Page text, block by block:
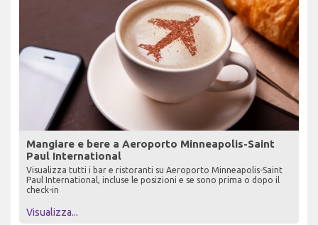
Mangiare e bere a Aeroporto Minneapolis-Saint
Paul International
Visualizza tutti i bar e ristoranti su Aeroporto Minneapolis-Saint
Paul International, incluse le posizioni e se sono prima o dopo il
check-in
Visualizza...